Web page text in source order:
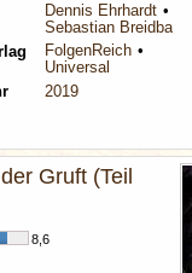
Dennis Ehrhardt
Sebastian Breidbach
FolgenReich
Universal
2019
Gruft (Teil
8,6